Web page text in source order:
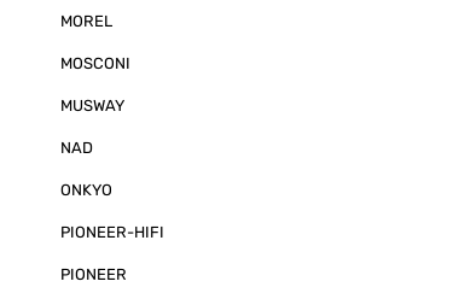
MOREL
MOSCONI
MUSWAY
NAD
ONKYO
PIONEER-HIFI
PIONEER